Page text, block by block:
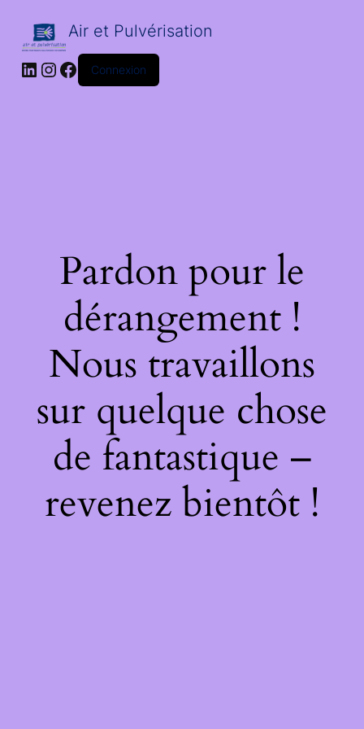
Air et Pulvérisation
LinkedIn
Instagram
Facebook
Connexion
Pardon pour le
dérangement !
Nous travaillons
sur quelque chose
de fantastique –
revenez bientôt !